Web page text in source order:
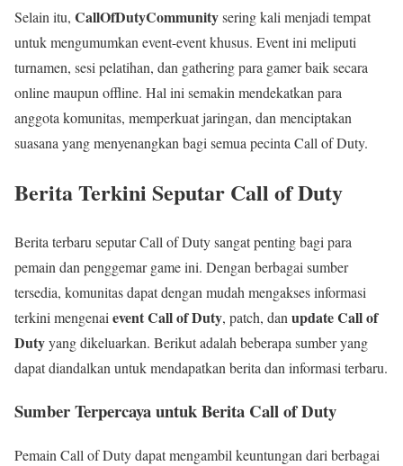
Selain itu, CallOfDutyCommunitysering kali menjadi tempat
untuk mengumumkan event-event khusus. Event ini meliputi
turnamen, sesi pelatihan, dan gathering para gamer baik secara
online maupun offline. Hal ini semakin mendekatkan para
anggota komunitas, memperkuat jaringan, dan menciptakan
suasana yang menyenangkan bagi semua pecinta Call of Duty.
Berita Terkini Seputar Call of Duty
Berita terbaru seputar Call of Duty sangat penting bagi para
pemain dan penggemar game ini. Dengan berbagai sumber
tersedia, komunitas dapat dengan mudah mengakses informasi
terkini mengenai event Call of Duty, patch, dan update Call of
Dutyyang dikeluarkan. Berikut adalah beberapa sumber yang
dapat diandalkan untuk mendapatkan berita dan informasi terbaru.
Sumber Terpercaya untuk Berita Call of Duty
Pemain Call of Duty dapat mengambil keuntungan dari berbagai